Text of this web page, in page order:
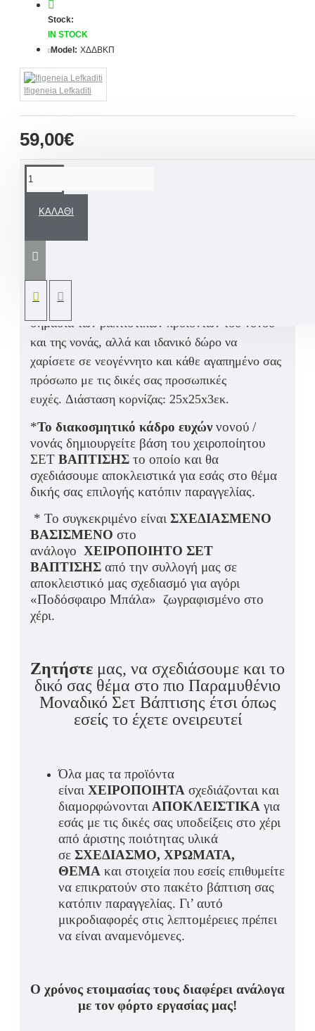
59,00€
Stock:
IN STOCK
Model: ΧΔΔΒΚΠ
Ifigeneia Lefkaditi
ΚΑΛΆΘΙ
παιδιού και ευχές νονού /νονάς σε χρώματα
ζωής" αλλά και όμορφο
σημασία των βαπτιστικών προϊόντων του νονού
και της νονάς, αλλά και ιδανικό δώρο να
χαρίσετε σε νεογέννητο και κάθε αγαπημένο σας
πρόσωπο με τις δικές σας προσωπικές
ευχές. Διάσταση κορνίζας: 25x25x3εκ.
*Το διακοσμητικό κάδρο ευχώννονού /
νονάς δημιουργείτε βάση του χειροποίητου
ΣΕΤ ΒΑΠΤΙΣΗΣ το οποίο και θα
σχεδιάσουμε αποκλειστικά για εσάς στο θέμα
δικής σας επιλογής κατόπιν παραγγελίας.
* Το συγκεκριμένο είναι ΣΧΕΔΙΑΣΜΕΝΟ
ΒΑΣΙΣΜΕΝΟ στο
ανάλογο ΧΕΙΡΟΠΟΙΗΤΟ ΣΕΤ
ΒΑΠΤΙΣΗΣ από την συλλογή μας σε
αποκλειστικό μας σχεδιασμό για αγόρι
«Ποδόσφαιρο Μπάλα» ζωγραφισμένο στο
χέρι.
Ζητήστε μας, να σχεδιάσουμε και το
δικό σας θέμα στο πιο Παραμυθένιο
Μοναδικό Σετ Βάπτισης έτσι όπως
εσείς το έχετε ονειρευτεί
Όλα μας τα προϊόντα
είναι ΧΕΙΡΟΠΟΙΗΤΑ σχεδιάζονται και
διαμορφώνονται ΑΠΟΚΛΕΙΣΤΙΚΑ για
εσάς με τις δικές σας υποδείξεις στο χέρι
από άριστης ποιότητας υλικά
σε ΣΧΕΔΙΑΣΜΟ, ΧΡΩΜΑΤΑ,
ΘΕΜΑ και στοιχεία που εσείς επιθυμείτε
να επικρατούν στο πακέτο βάπτιση σας
κατόπιν παραγγελίας. Γι’ αυτό
μικροδιαφορές στις λεπτομέρειες πρέπει
να είναι αναμενόμενες.
Ο χρόνος ετοιμασίας τους διαφέρει ανάλογα
με τον φόρτο εργασίας μας!